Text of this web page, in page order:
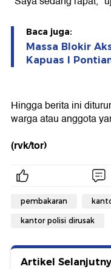
Baca juga:
Massa Blokir
Kapuas I
Hingga berita ini
warga atau anggota
(rvk/tor)
pembakaran
kantor polisi dirusak
Artikel